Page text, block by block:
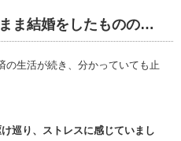
ま結婚をしたものの…
の生活が続き、分かっていても止
巡り、ストレスに感じていまし